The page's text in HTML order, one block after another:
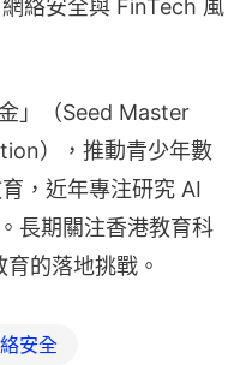
絡安全與 FinTech 風
」（Seed Master
），推動青少年數
，近年專注研究 AI
長期關注香港教育科
的落地挑戰。
安全